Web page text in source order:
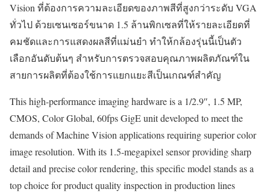
Vision ที่ต้องการความละเอียดของภาพสีที่สูงกว่าระดับ VGA
ทั่วไป ด้วยเซนเซอร์ขนาด 1.5 ล้านพิกเซลที่ให้รายละเอียดที่
คมชัดและการแสดงผลสีที่แม่นยำ ทำให้กล้องรุ่นนี้เป็นตัว
เลือกอันดับต้นๆ สำหรับการตรวจสอบคุณภาพผลิตภัณฑ์ใน
สายการผลิตที่ต้องใช้การแยกแยะสีเป็นเกณฑ์สำคัญ
This high-performance imaging hardware is a 1/2.9″, 1.5 MP,
CMOS, Color Global, 60fps GigE unit developed to meet the
demands of Machine Vision applications requiring superior color
image resolution. With its 1.5-megapixel sensor providing sharp
detail and precise color rendering, this specific model stands as a
top choice for product quality inspection in production lines